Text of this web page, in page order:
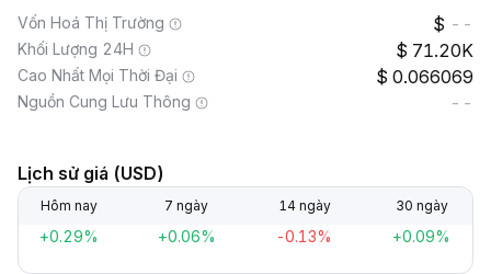
Vốn Hoá Thị Trường --
Khối Lượng 24H 71.20K
Cao Nhất Mọi Thời Đại 0.066069
Nguồn Cung Lưu Thông --
Lịch sử giá (USD)
Hôm nay 7 ngày 14 ngày 30 ngày
+0.29% +0.06% -0.13% +0.09%